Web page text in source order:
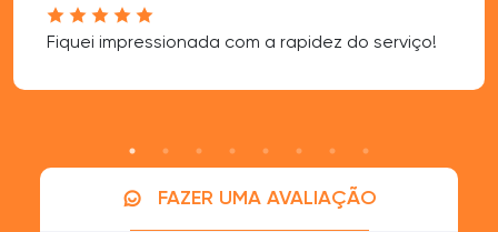
Fiquei impressionada com a rapidez do serviço!
FAZER UMA AVALIAÇÃO